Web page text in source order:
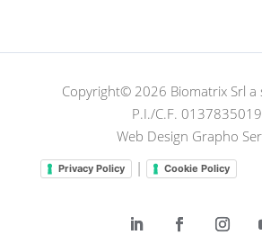
Copyright© 2026 Biomatrix Srl a
P.I./C.F.
Web Design Grapho
Privacy Policy | Cookie Policy